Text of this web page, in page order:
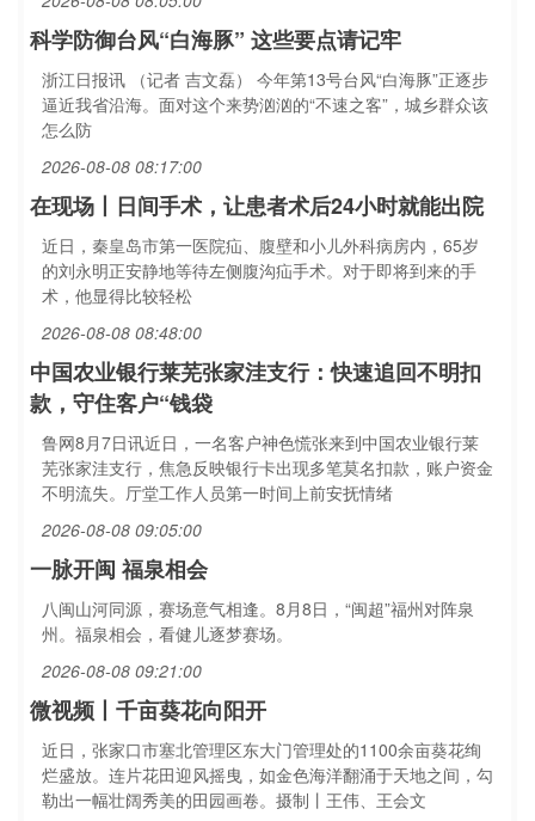
科学防御台风“白海豚” 这些要点请记牢
浙江日报讯 （记者 吉文磊） 今年第13号台风“白海豚”正逐步
逼近我省沿海。面对这个来势汹汹的“不速之客”，城乡群众该
怎么防
2026-08-08 08:17:00
在现场丨日间手术，让患者术后24小时就能出院
近日，秦皇岛市第一医院疝、腹壁和小儿外科病房内，65岁
的刘永明正安静地等待左侧腹沟疝手术。对于即将到来的手
术，他显得比较轻松
2026-08-08 08:48:00
中国农业银行莱芜张家洼支行：快速追回不明扣
款，守住客户“钱袋
鲁网8月7日讯近日，一名客户神色慌张来到中国农业银行莱
芜张家洼支行，焦急反映银行卡出现多笔莫名扣款，账户资金
不明流失。厅堂工作人员第一时间上前安抚情绪
2026-08-08 09:05:00
一脉开闽 福泉相会
八闽山河同源，赛场意气相逢。8月8日，“闽超”福州对阵泉
州。福泉相会，看健儿逐梦赛场。
2026-08-08 09:21:00
微视频丨千亩葵花向阳开
近日，张家口市塞北管理区东大门管理处的1100余亩葵花绚
烂盛放。连片花田迎风摇曳，如金色海洋翻涌于天地之间，勾
勒出一幅壮阔秀美的田园画卷。摄制丨王伟、王会文